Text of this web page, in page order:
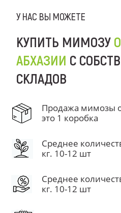
У НАС ВЫ МОЖЕТЕ
КУПИТЬ МИМОЗУ
АБХАЗИИ С
СКЛАДОВ
Продажа мимозы
это 1 коробка
Среднее
кг. 10-12 шт
Среднее
кг. 10-12 шт